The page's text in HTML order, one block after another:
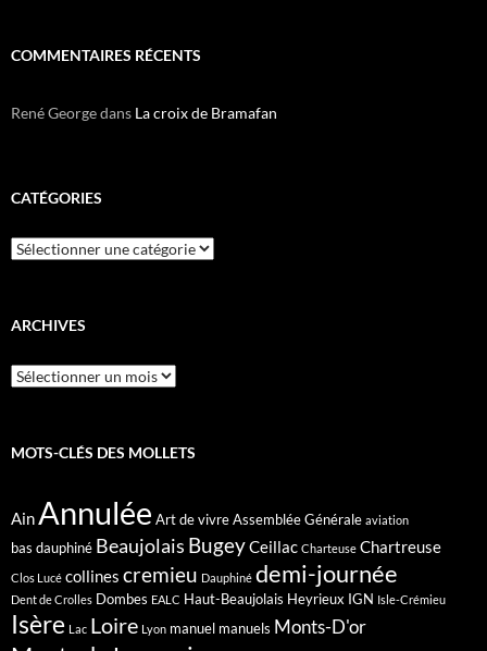
COMMENTAIRES RÉCENTS
René Georgedans La croix de Bramafan
CATÉGORIES
Catégories
ARCHIVES
Archives
MOTS-CLÉS DES MOLLETS
AinAnnulée Art de vivreAssemblée Générale aviation
bas dauphiné Beaujolais BugeyCeillac Charteuse Chartreuse
Clos Lucé collines cremieu Dauphiné demi-journée
Dent de Crolles Dombes EALC Haut-Beaujolais Heyrieux IGN Isle-Crémieu
Isère Lac Loire Lyon manuel manuels Monts-D'or